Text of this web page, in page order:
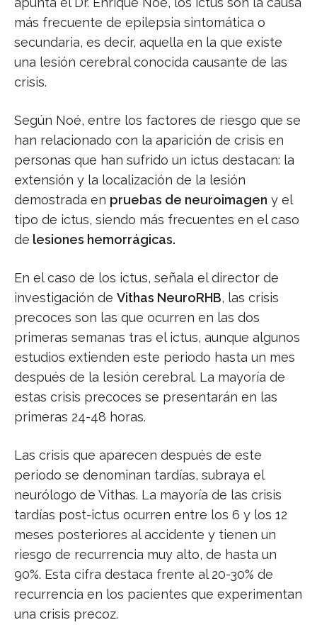
más frecuente de epilepsia sintomática o
secundaria, es decir, aquella en la que existe
una lesión cerebral conocida causante de las
crisis.
Según Noé, entre los factores de riesgo que se
han relacionado con la aparición de crisis en
personas que han sufrido un ictus destacan: la
extensión y la localización de la lesión
demostrada en pruebas de neuroimagen y el
tipo de ictus, siendo más frecuentes en el caso
de lesiones hemorrágicas.
En el caso de los ictus, señala el director de
investigación de Vithas NeuroRHB, las crisis
precoces son las que ocurren en las dos
primeras semanas tras el ictus, aunque algunos
estudios extienden este periodo hasta un mes
después de la lesión cerebral. La mayoría de
estas crisis precoces se presentarán en las
primeras 24-48 horas.
Las crisis que aparecen después de este
periodo se denominan tardías, subraya el
neurólogo de Vithas. La mayoría de las crisis
tardías post-ictus ocurren entre los 6 y los 12
meses posteriores al accidente y tienen un
riesgo de recurrencia muy alto, de hasta un
90%. Esta cifra destaca frente al 20-30% de
recurrencia en los pacientes que experimentan
una crisis precoz.